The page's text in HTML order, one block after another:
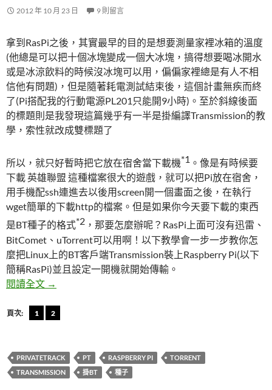
2012 年 10 月 23 日 9 則留言
拿到RasPi之後，其實最早的目的是想要測量家裡冰箱的溫度
(他總是可以把十個冰塊變成一個大冰塊，搞得想要喝冰開水
或是冰涼飲料的時候沒冰塊可以用，偏偏家裡總是有人不相
信他有問題)，但是隨著耗電測試結束後，這個計畫無疾而終
了(Pi搭配我的行動電源PL201只能開9小時)。至於斜線後面
的標題則是我發現這篇幾乎有一半是掛編譯Transmission的教
學，索性就改成雙標題了
所以，就只好暫時把它放在宿舍當下載機*1 。像是有時候要
下載 英雄聯盟 這種檔案很大的遊戲，就可以把Pi放在宿舍，
用手機配ssh連進去以後用screen開一個畫面之後，在執行
wget簡單的下載http的檔案。但是如果你今天要下載的東西
是BT種子的格式*2 ，那要怎麼辦呢？RasPi上面可沒有迅雷、
BitComet、uTorrent可以用啊！以下教學會一步一步教你怎
麼把Linux上的BT客戶端Transmission裝上Raspberry Pi(以下
簡稱RasPi)並且設定一開機就開始傳輸。
閱讀全文
用Raspberry Pi掛BT/在Debian上編譯Transmission
→
頁次: 1 2
PRIVATETRACK PT RASPBERRY PI
TORRENT
TRANSMISSION
掛BT 種子